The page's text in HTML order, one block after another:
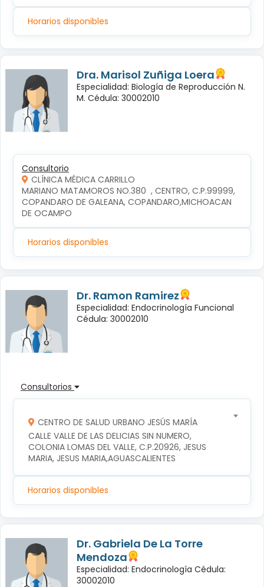
Horarios disponibles
Dra. Marisol Zuñiga Loera
Especialidad: Biología de Reproducción N.
M. Cédula: 30002010
Consultorio
CLÍNICA MÉDICA CARRILLO
MARIANO MATAMOROS NO.380  , CENTRO, C.P.99999,
COPANDARO DE GALEANA, COPANDARO,MICHOACAN
DE OCAMPO
Horarios disponibles
Dr. Ramon Ramirez
Especialidad: Endocrinología Funcional
Cédula: 30002010
Consultorios
CENTRO DE SALUD URBANO JESÚS MARÍA
CALLE VALLE DE LAS DELICIAS SIN NUMERO,
COLONIA LOMAS DEL VALLE, C.P.20926, JESUS
MARIA, JESUS MARIA,AGUASCALIENTES
Horarios disponibles
Dr. Gabriela De La Torre
Mendoza
Especialidad: Endocrinología Cédula:
30002010